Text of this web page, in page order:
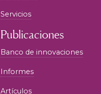
Servicios
Publicaciones
Banco de innovaciones
Informes
Artículos